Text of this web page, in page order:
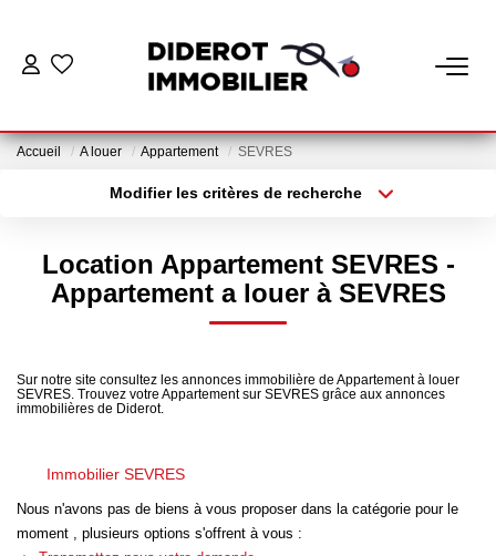
Espace Client Gestion
NOTRE AGENCE
CONTACT
Accueil A louer Appartement SEVRES
Modifier les critères de recherche
Surface min Budget max
Location Appartement SEVRES -
Appartement a louer à SEVRES
Sur notre site consultez les annonces immobilière de Appartement à louer
SEVRES. Trouvez votre Appartement sur SEVRES grâce aux annonces
immobilières de Diderot.
Immobilier SEVRES
Nous n'avons pas de biens à vous proposer dans la catégorie pour le
moment , plusieurs options s'offrent à vous :